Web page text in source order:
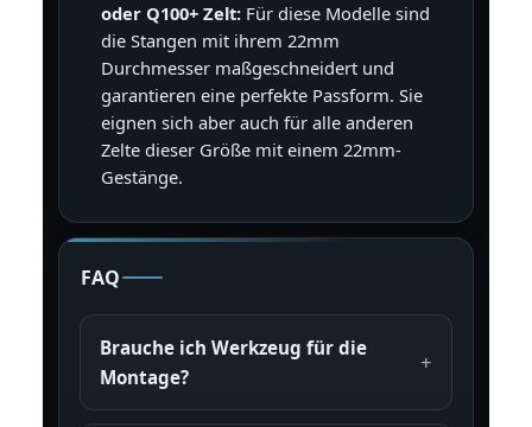
oder Q100+ Zelt:Für diese Modelle sind
die Stangen mit ihrem 22mm
Durchmesser maßgeschneidert und
garantieren eine perfekte Passform. Sie
eignen sich aber auch für alle anderen
Zelte dieser Größe mit einem 22mm-
Gestänge.
FAQ
Brauche ich Werkzeug für die
Montage?